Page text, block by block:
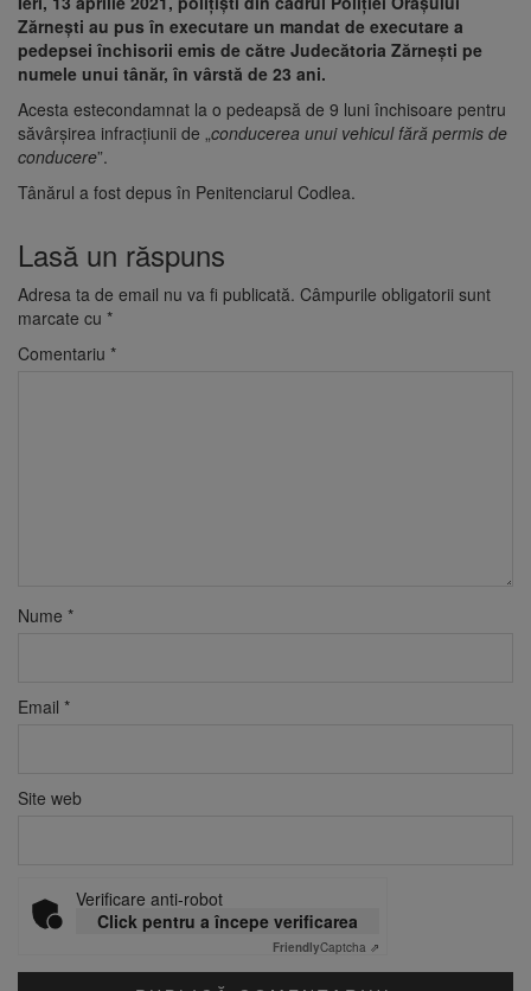
Zărnești au pus în executare un mandat de executare a
pedepsei închisorii emis de către Judecătoria Zărnești pe
numele unui tânăr, în vârstă de 23 ani.
Acesta estecondamnat la o pedeapsă de 9 luni închisoare pentru
săvârșirea infracțiunii de „conducerea unui vehicul fără permis de
conducere”.
Tânărul a fost depus în Penitenciarul Codlea.
Lasă un răspuns
Adresa ta de email nu va fi publicată. Câmpurile obligatorii sunt
marcate cu *
Comentariu *
Nume *
Email *
Site web
Verificare anti-robot
Click pentru a începe verificarea
FriendlyCaptcha ⇗